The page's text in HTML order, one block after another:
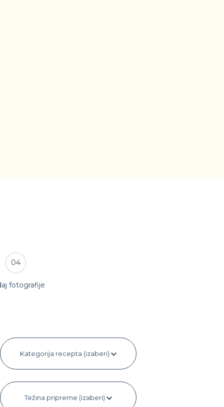
04
fotografije
Kategorija recepta (izaberi)
Težina pripreme (izaberi)